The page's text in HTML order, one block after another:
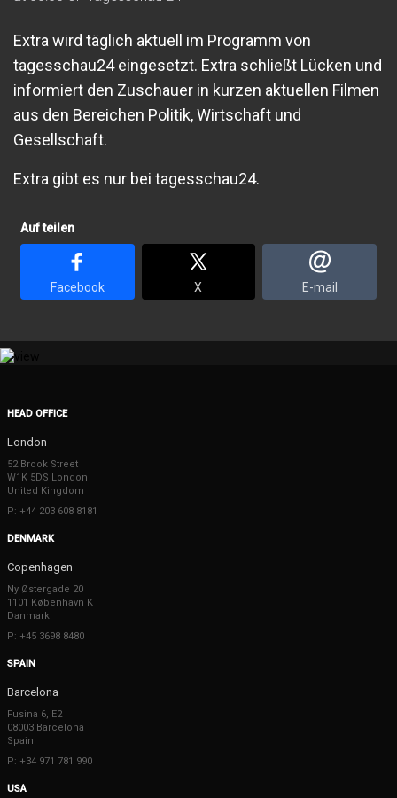
Extra wird täglich aktuell im Programm von
tagesschau24 eingesetzt. Extra schließt Lücken und
informiert den Zuschauer in kurzen aktuellen Filmen
aus den Bereichen Politik, Wirtschaft und
Gesellschaft.
Extra gibt es nur bei tagesschau24.
Auf teilen
Facebook X E-mail
HEAD OFFICE
London
52 Brook Street
W1K 5DS London
United Kingdom
P: +44 203 608 8181
DENMARK
Copenhagen
Ny Østergade 20
1101 København K
Danmark
P: +45 3698 8480
SPAIN
Barcelona
Fusina 6, E2
08003 Barcelona
Spain
P: +34 971 781 990
USA